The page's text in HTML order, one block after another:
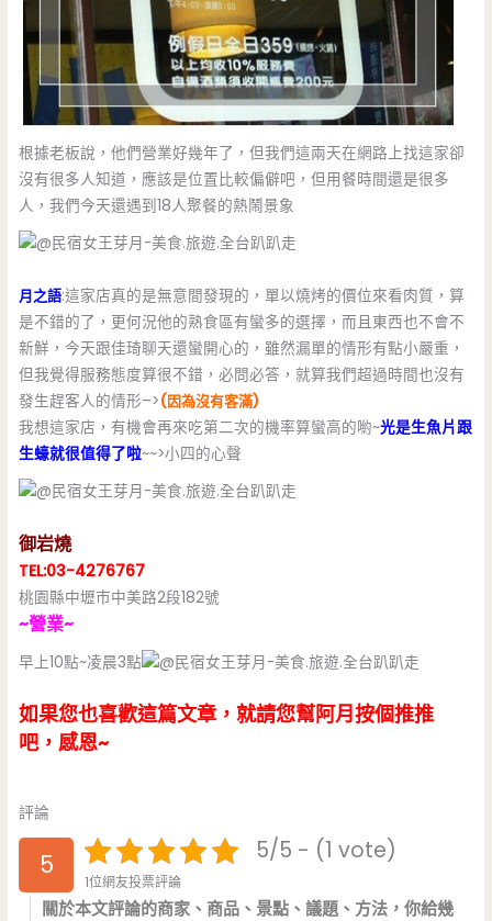
根據老板說，他們營業好幾年了，但我們這兩天在網路上找這家卻
沒有很多人知道，應該是位置比較偏僻吧，但用餐時間還是很多
人，我們今天還遇到18人聚餐的熱鬧景象
月之語:這家店真的是無意間發現的，單以燒烤的價位來看肉質，算
是不錯的了，更何況他的熟食區有蠻多的選擇，而且東西也不會不
新鮮，今天跟佳琦聊天還蠻開心的，雖然漏單的情形有點小嚴重，
但我覺得服務態度算很不錯，必問必答，就算我們超過時間也沒有
發生趕客人的情形–>(因為沒有客滿)
我想這家店，有機會再來吃第二次的機率算蠻高的喲~光是生魚片跟
生蠔就很值得了啦~~>小四的心聲
御岩燒
TEL:03-4276767
桃園縣中壢市中美路2段182號
~營業~
早上10點~凌晨3點
如果您也喜歡這篇文章，就請您幫阿月按個推推
吧，感恩~
評論
5 5/5 - (1 vote)
1位網友投票評論
關於本文評論的商家、商品、景點、議題、方法，你給幾